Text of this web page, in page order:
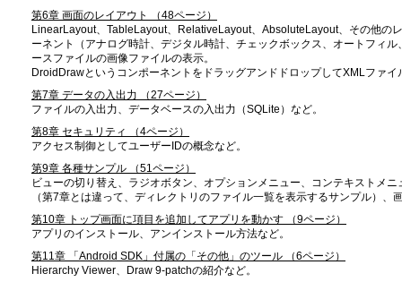
第6章 画面のレイアウト （48ページ）
LinearLayout、TableLayout、RelativeLayout、AbsoluteLayout、その他の
ーネント（アナログ時計、デジタル時計、チェックボックス、オートフィ
ースファイルの画像ファイルの表示。
DroidDrawというコンポーネントをドラッグアンドドロップしてXMLファ
第7章 データの入出力 （27ページ）
ファイルの入出力、データベースの入出力（SQLite）など。
第8章 セキュリティ （4ページ）
アクセス制御としてユーザーIDの概念など。
第9章 各種サンプル （51ページ）
ビューの切り替え、ラジオボタン、オプションメニュー、コンテキストメ
（第7章とは違って、ディレクトリのファイル一覧を表示するサンプル）、
第10章 トップ画面に項目を追加してアプリを動かす （9ページ）
アプリのインストール、アンインストール方法など。
第11章 「Android SDK」付属の「その他」のツール （6ページ）
Hierarchy Viewer、Draw 9-patchの紹介など。